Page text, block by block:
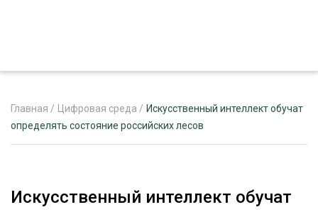
РЕКЛАМОДАТЕЛЯМ
Главная / Цифровая среда / Искусственный интеллект обучат
определять состояние российских лесов
Искусственный интеллект обучат